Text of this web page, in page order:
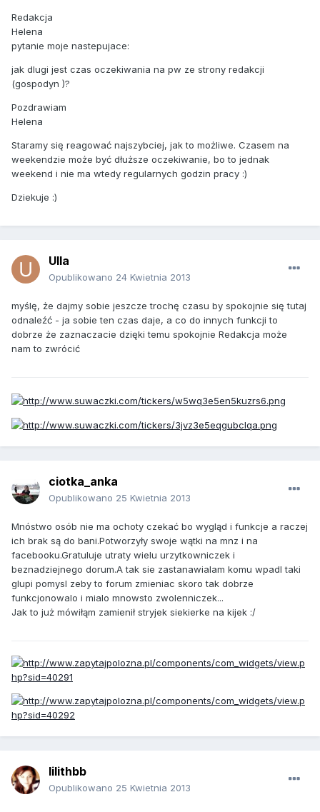
Redakcja
Helena
pytanie moje nastepujace:
jak dlugi jest czas oczekiwania na pw ze strony redakcji
(gospodyn )?
Pozdrawiam
Helena
Staramy się reagować najszybciej, jak to możliwe. Czasem na
weekendzie może być dłuższe oczekiwanie, bo to jednak
weekend i nie ma wtedy regularnych godzin pracy :)
Dziekuje :)
Ulla
Opublikowano 24 Kwietnia 2013
myślę, że dajmy sobie jeszcze trochę czasu by spokojnie się tutaj
odnaleźć - ja sobie ten czas daje, a co do innych funkcji to
dobrze że zaznaczacie dzięki temu spokojnie Redakcja może
nam to zwrócić
ciotka_anka
Opublikowano 25 Kwietnia 2013
Mnóstwo osób nie ma ochoty czekać bo wygląd i funkcje a raczej
ich brak są do bani.Potworzyły swoje wątki na mnz i na
facebooku.Gratuluje utraty wielu urzytkowniczek i
beznadziejnego dorum.A tak sie zastanawialam komu wpadl taki
glupi pomysl zeby to forum zmieniac skoro tak dobrze
funkcjonowalo i mialo mnowsto zwolenniczek...
Jak to już mówiłąm zamienił stryjek siekierke na kijek :/
lilithbb
Opublikowano 25 Kwietnia 2013